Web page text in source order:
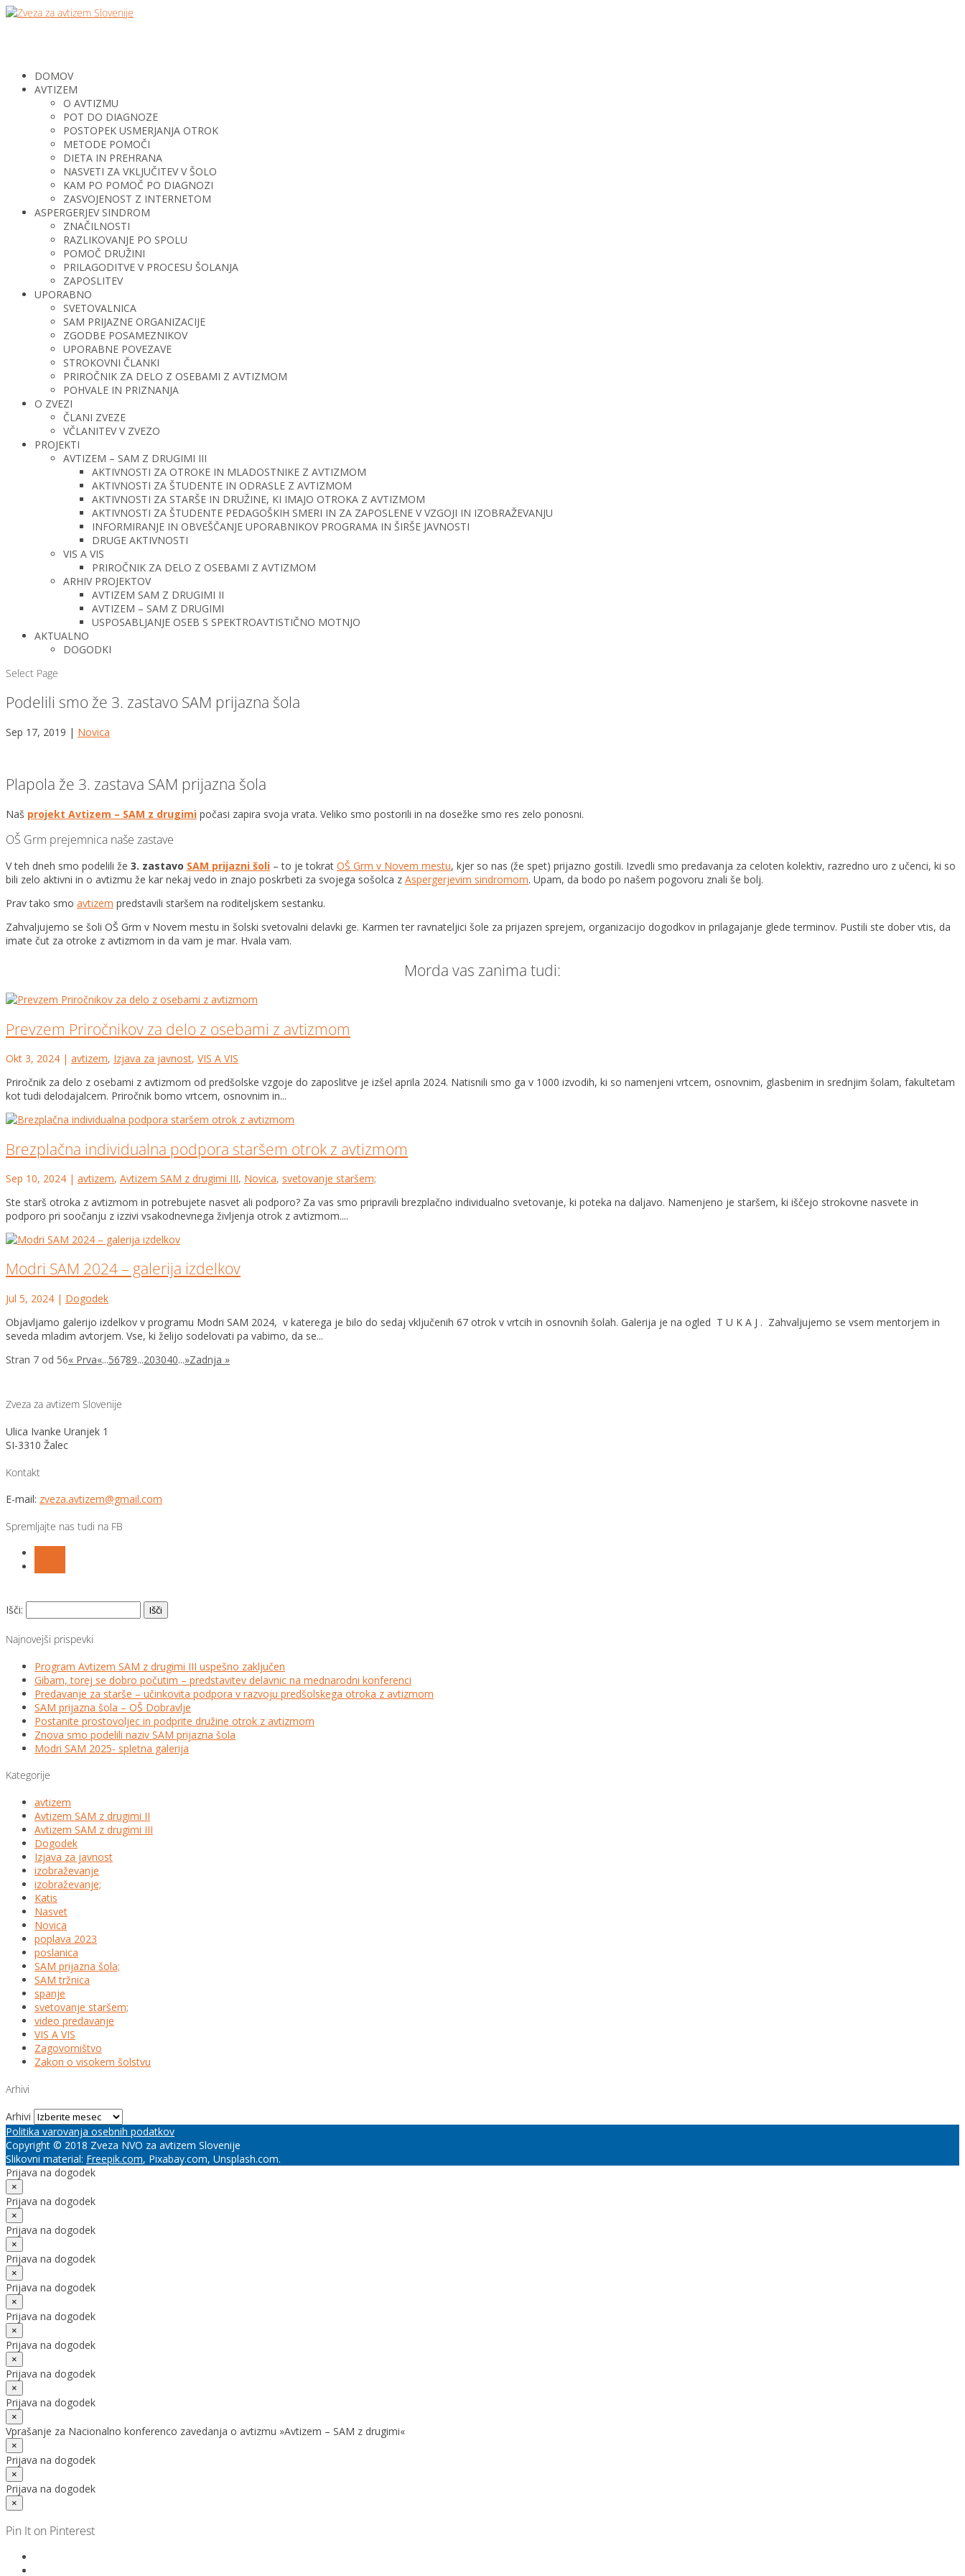
DOMOV
AVTIZEM
O AVTIZMU
POT DO DIAGNOZE
POSTOPEK USMERJANJA OTROK
METODE POMOČI
DIETA IN PREHRANA
NASVETI ZA VKLJUČITEV V ŠOLO
KAM PO POMOČ PO DIAGNOZI
ZASVOJENOST Z INTERNETOM
ASPERGERJEV SINDROM
ZNAČILNOSTI
RAZLIKOVANJE PO SPOLU
POMOČ DRUŽINI
PRILAGODITVE V PROCESU ŠOLANJA
ZAPOSLITEV
UPORABNO
SVETOVALNICA
SAM PRIJAZNE ORGANIZACIJE
ZGODBE POSAMEZNIKOV
UPORABNE POVEZAVE
STROKOVNI ČLANKI
PRIROČNIK ZA DELO Z OSEBAMI Z AVTIZMOM
POHVALE IN PRIZNANJA
O ZVEZI
ČLANI ZVEZE
VČLANITEV V ZVEZO
PROJEKTI
AVTIZEM – SAM Z DRUGIMI III
AKTIVNOSTI ZA OTROKE IN MLADOSTNIKE Z AVTIZMOM
AKTIVNOSTI ZA ŠTUDENTE IN ODRASLE Z AVTIZMOM
AKTIVNOSTI ZA STARŠE IN DRUŽINE, KI IMAJO OTROKA Z AVTIZMOM
AKTIVNOSTI ZA ŠTUDENTE PEDAGOŠKIH SMERI IN ZA ZAPOSLENE V VZGOJI IN IZOBRAŽEVANJU
INFORMIRANJE IN OBVEŠČANJE UPORABNIKOV PROGRAMA IN ŠIRŠE JAVNOSTI
DRUGE AKTIVNOSTI
VIS A VIS
PRIROČNIK ZA DELO Z OSEBAMI Z AVTIZMOM
ARHIV PROJEKTOV
AVTIZEM SAM Z DRUGIMI II
AVTIZEM – SAM Z DRUGIMI
USPOSABLJANJE OSEB S SPEKTROAVTISTIČNO MOTNJO
AKTUALNO
DOGODKI
Select Page
Podelili smo že 3. zastavo SAM prijazna šola
Sep 17, 2019 | Novica
Plapola že 3. zastava SAM prijazna šola
Naš projekt Avtizem – SAM z drugimi počasi zapira svoja vrata. Veliko smo postorili in na dosežke smo res zelo ponosni.
OŠ Grm prejemnica naše zastave
V teh dneh smo podelili že 3. zastavo SAM prijazni šoli – to je tokrat OŠ Grm v Novem mestu, kjer so nas (že spet) prijazno gostili. Izvedli smo predavanja za celoten kolektiv, razredno uro z učenci, ki so
bili zelo aktivni in o avtizmu že kar nekaj vedo in znajo poskrbeti za svojega sošolca z Aspergerjevim sindromom. Upam, da bodo po našem pogovoru znali še bolj.
Prav tako smo avtizem predstavili staršem na roditeljskem sestanku.
Zahvaljujemo se šoli OŠ Grm v Novem mestu in šolski svetovalni delavki ge. Karmen ter ravnateljici šole za prijazen sprejem, organizacijo dogodkov in prilagajanje glede terminov. Pustili ste dober vtis, da
imate čut za otroke z avtizmom in da vam je mar. Hvala vam.
Morda vas zanima tudi:
Prevzem Priročnikov za delo z osebami z avtizmom
Okt 3, 2024 | avtizem, Izjava za javnost, VIS A VIS
Priročnik za delo z osebami z avtizmom od predšolske vzgoje do zaposlitve je izšel aprila 2024. Natisnili smo ga v 1000 izvodih, ki so namenjeni vrtcem, osnovnim, glasbenim in srednjim šolam, fakultetam
kot tudi delodajalcem. Priročnik bomo vrtcem, osnovnim in...
Brezplačna individualna podpora staršem otrok z avtizmom
Sep 10, 2024 | avtizem, Avtizem SAM z drugimi III, Novica, svetovanje staršem;
Ste starš otroka z avtizmom in potrebujete nasvet ali podporo? Za vas smo pripravili brezplačno individualno svetovanje, ki poteka na daljavo. Namenjeno je staršem, ki iščejo strokovne nasvete in
podporo pri soočanju z izzivi vsakodnevnega življenja otrok z avtizmom....
Modri SAM 2024 – galerija izdelkov
Jul 5, 2024 | Dogodek
Objavljamo galerijo izdelkov v programu Modri SAM 2024, v katerega je bilo do sedaj vključenih 67 otrok v vrtcih in osnovnih šolah. Galerija je na ogled T U K A J . Zahvaljujemo se vsem mentorjem in
seveda mladim avtorjem. Vse, ki želijo sodelovati pa vabimo, da se...
Stran 7 od 56« Prva«...56789...203040...»Zadnja »
Zveza za avtizem Slovenije
Ulica Ivanke Uranjek 1
SI-3310 Žalec
Kontakt
E-mail: zveza.avtizem@gmail.com
Spremljajte nas tudi na FB
Išči:
Najnovejši prispevki
Program Avtizem SAM z drugimi III uspešno zaključen
Gibam, torej se dobro počutim – predstavitev delavnic na mednarodni konferenci
Predavanje za starše – učinkovita podpora v razvoju predšolskega otroka z avtizmom
SAM prijazna šola – OŠ Dobravlje
Postanite prostovoljec in podprite družine otrok z avtizmom
Znova smo podelili naziv SAM prijazna šola
Modri SAM 2025- spletna galerija
Kategorije
avtizem
Avtizem SAM z drugimi II
Avtizem SAM z drugimi III
Dogodek
Izjava za javnost
izobraževanje
izobraževanje;
Katis
Nasvet
Novica
poplava 2023
poslanica
SAM prijazna šola;
SAM tržnica
spanje
svetovanje staršem;
video predavanje
VIS A VIS
Zagovorništvo
Zakon o visokem šolstvu
Arhivi
Arhivi
Politika varovanja osebnih podatkov
Copyright © 2018 Zveza NVO za avtizem Slovenije
Slikovni material: Freepik.com, Pixabay.com, Unsplash.com.
Prijava na dogodek
×
Prijava na dogodek
×
Prijava na dogodek
×
Prijava na dogodek
×
Prijava na dogodek
×
Prijava na dogodek
×
Prijava na dogodek
×
Prijava na dogodek
×
Prijava na dogodek
×
Vprašanje za Nacionalno konferenco zavedanja o avtizmu »Avtizem – SAM z drugimi«
×
Prijava na dogodek
×
Prijava na dogodek
×
Pin It on Pinterest